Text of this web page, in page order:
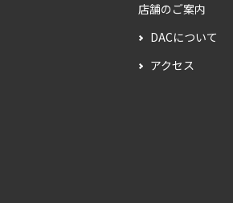
店舗のご案内
DACについて
アクセス